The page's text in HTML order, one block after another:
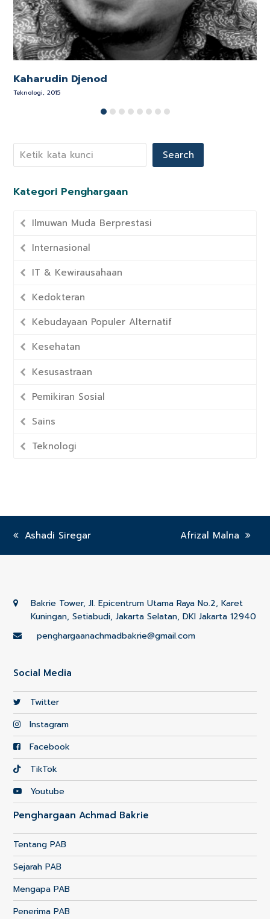
Kaharudin Djenod
Teknologi, 2015
Search
Kategori Penghargaan
Ilmuwan Muda Berprestasi
Internasional
IT & Kewirausahaan
Kedokteran
Kebudayaan Populer Alternatif
Kesehatan
Kesusastraan
Pemikiran Sosial
Sains
Teknologi
previous
Ashadi Siregar
next
Afrizal Malna
Bakrie Tower, Jl. Epicentrum Utama Raya No.2, Karet
Kuningan, Setiabudi, Jakarta Selatan, DKI Jakarta 12940
penghargaanachmadbakrie@gmail.com
Social Media
Twitter
Instagram
Facebook
TikTok
Youtube
Penghargaan Achmad Bakrie
Tentang PAB
Sejarah PAB
Mengapa PAB
Penerima PAB